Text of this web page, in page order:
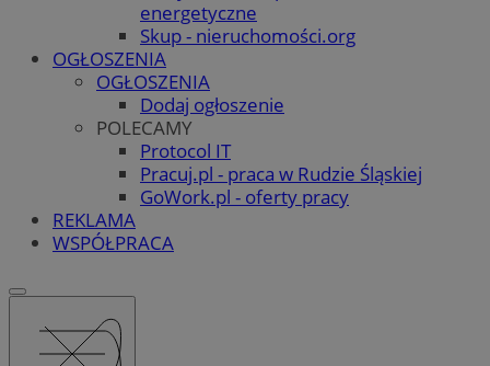
energetyczne
Skup - nieruchomości.org
OGŁOSZENIA
OGŁOSZENIA
Dodaj ogłoszenie
POLECAMY
Protocol IT
Pracuj.pl - praca w Rudzie Śląskiej
GoWork.pl - oferty pracy
REKLAMA
WSPÓŁPRACA